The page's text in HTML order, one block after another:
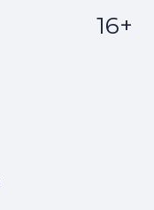
16+